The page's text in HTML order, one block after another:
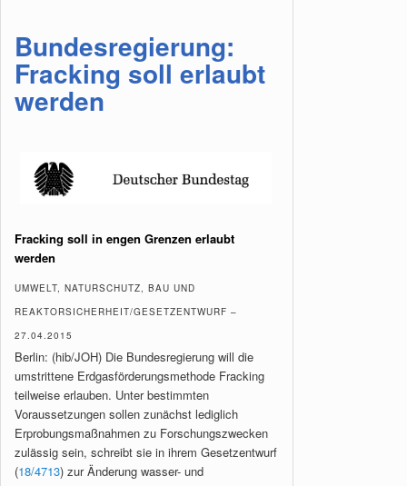
Bundesregierung:
Fracking soll erlaubt
werden
Fracking soll in engen Grenzen erlaubt
werden
UMWELT, NATURSCHUTZ, BAU UND
REAKTORSICHERHEIT/GESETZENTWURF –
27.04.2015
Berlin: (hib/JOH) Die Bundesregierung will die
umstrittene Erdgasförderungsmethode Fracking
teilweise erlauben. Unter bestimmten
Voraussetzungen sollen zunächst lediglich
Erprobungsmaßnahmen zu Forschungszwecken
zulässig sein, schreibt sie in ihrem Gesetzentwurf
(18/4713) zur Änderung wasser- und